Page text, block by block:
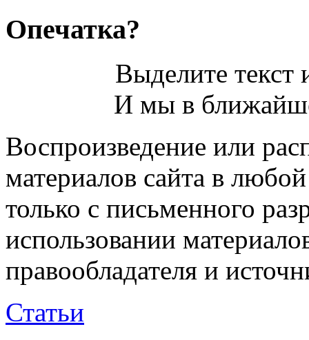
Опечатка?
Выделите
И мы в
Воспроизведение или
материалов сайта в
только с письменного
использовании
правообладателя и
Статьи